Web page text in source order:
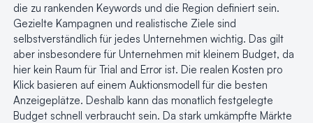
die zu rankenden Keywords und die Region definiert sein.
Gezielte Kampagnen und realistische Ziele sind
selbstverständlich für jedes Unternehmen wichtig. Das gilt
aber insbesondere für Unternehmen mit kleinem Budget, da
hier kein Raum für Trial and Error ist. Die realen Kosten pro
Klick basieren auf einem Auktionsmodell für die besten
Anzeigeplätze. Deshalb kann das monatlich festgelegte
Budget schnell verbraucht sein. Da stark umkämpfte Märkte